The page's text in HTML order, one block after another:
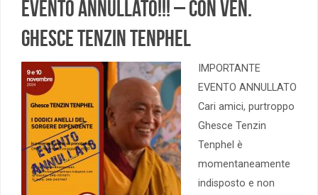
EVENTO ANNULLATO!!! – con Ven.
Ghesce Tenzin Tenphel
IMPORTANTE
EVENTO ANNULLATO
Cari amici, purtroppo
Ghesce Tenzin
Tenphel è
momentaneamente
indisposto e non